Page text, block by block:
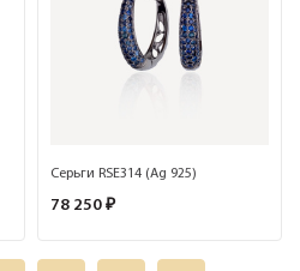
Серьги RSE314 (Ag 925)
78 250 ₽